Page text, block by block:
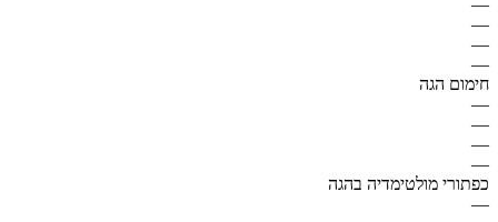
—
—
—
חימום הגה
—
—
—
—
כפתורי מולטימדיה בהגה
—